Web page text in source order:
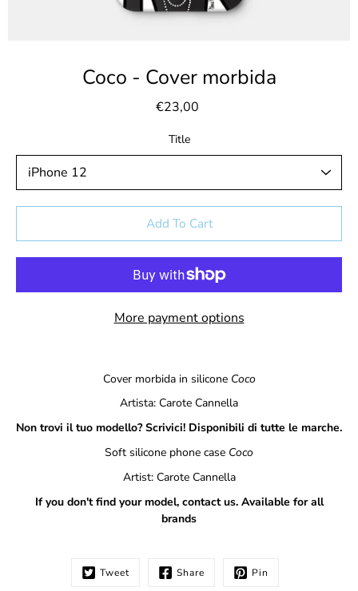
Coco - Cover morbida
€23,00
Title
Select variant
Add To Cart
More payment options
product
Cover morbida in silicone Coco
Artista: Carote Cannella
Non trovi il tuo modello? Scrivici! Disponibili di tutte le marche.
Soft silicone phone case Coco
Artist: Carote Cannella
If you don't find your model, contact us. Available for all
brands
Tweet Share Pin